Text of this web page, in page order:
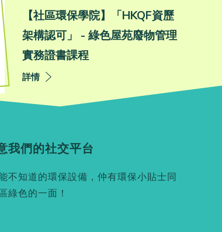
【社區環保學院】「HKQF資歷
架構認可」 - 綠色屋苑廢物管理
實務證書課程
詳情
我們的社交平台
不知道的環保設備，仲有環保小貼士同
綠色的一面！